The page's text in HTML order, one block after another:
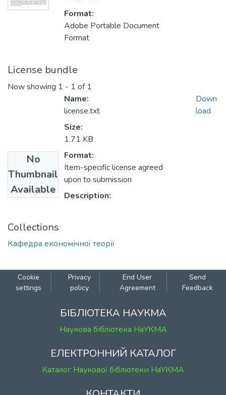
Format:
Adobe Portable Document
Format
License bundle
Now showing 1 - 1 of 1
No
Thumbnail
Available
Name:
license.txt
Size:
1.71 KB
Format:
Item-specific license agreed
upon to submission
Description:
Down
load
Collections
Кафедра економічної теорії
Cookie
settings
Privacy
policy
End User
Agreement
Send
Feedback
БІБЛІОТЕКА НАУКМА
Наукова бібліотека НаУКМА
ЕЛЕКТРОННИЙ КАТАЛОГ
Каталог Наукової бібліотеки НаУКМА